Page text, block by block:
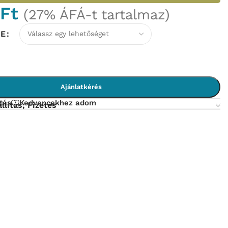
Ft (27% ÁFÁ-t tartalmaz)
Ajánlatkérés
Kedvencekhez adom
Fizetés